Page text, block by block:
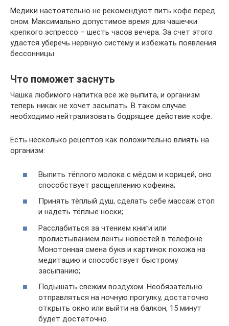
Медики настоятельно не рекомендуют пить кофе перед
сном. Максимально допустимое время для чашечки
крепкого эспрессо – шесть часов вечера. За счет этого
удастся уберечь нервную систему и избежать появления
бессонницы.
Что поможет заснуть
Чашка любимого напитка всё же выпита, и организм
теперь никак не хочет засыпать. В таком случае
необходимо нейтрализовать бодрящее действие кофе.
Есть несколько рецептов как положительно влиять на
организм:
Выпить тёплого молока с мёдом и корицей, оно
способствует расщеплению кофеина;
Принять тёплый душ, сделать себе массаж стоп
и надеть тёплые носки;
Расслабиться за чтением книги или
пролистыванием ленты новостей в телефоне.
Монотонная смена букв и картинок похожа на
медитацию и способствует быстрому
засыпанию;
Подышать свежим воздухом. Необязательно
отправляться на ночную прогулку, достаточно
открыть окно или выйти на балкон, 15 минут
будет достаточно.